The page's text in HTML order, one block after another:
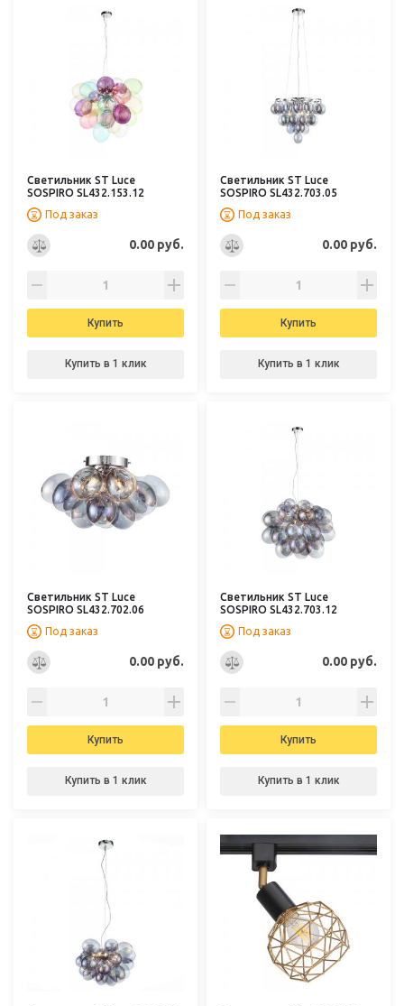
Светильник ST Luce
SOSPIRO SL432.153.12
Под заказ
0.00 руб.
Купить
Купить в 1 клик
Светильник ST Luce
SOSPIRO SL432.703.05
Под заказ
0.00 руб.
Купить
Купить в 1 клик
Светильник ST Luce
SOSPIRO SL432.702.06
Под заказ
0.00 руб.
Купить
Купить в 1 клик
Светильник ST Luce
SOSPIRO SL432.703.12
Под заказ
0.00 руб.
Купить
Купить в 1 клик